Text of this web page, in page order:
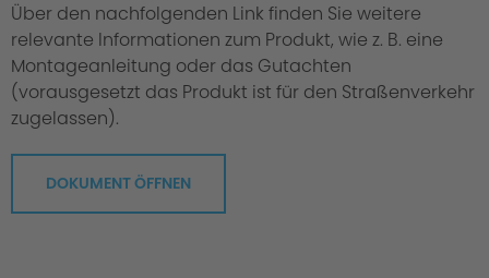
Über den nachfolgenden Link finden Sie weitere
relevante Informationen zum Produkt, wie z. B. eine
Montageanleitung oder das Gutachten
(vorausgesetzt das Produkt ist für den Straßenverkehr
zugelassen).
DOKUMENT ÖFFNEN